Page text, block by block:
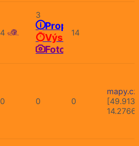
4
3
Propozice
Výsledky
Fotografie
14
0 0 0